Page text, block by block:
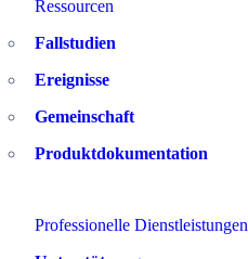
Ressourcen
Fallstudien
Ereignisse
Gemeinschaft
Produktdokumentation
Professionelle Dienstleistungen